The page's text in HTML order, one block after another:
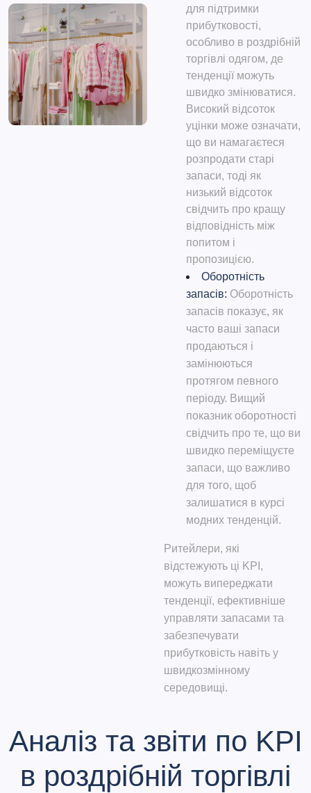
для підтримки
прибутковості,
особливо в роздрібній
торгівлі одягом, де
тенденції можуть
швидко змінюватися.
Високий відсоток
уцінки може означати,
що ви намагаєтеся
розпродати старі
запаси, тоді як
низький відсоток
свідчить про кращу
відповідність між
попитом і
пропозицією.
Оборотність
запасів: Оборотність
запасів показує, як
часто ваші запаси
продаються і
замінюються
протягом певного
періоду. Вищий
показник оборотності
свідчить про те, що ви
швидко переміщуєте
запаси, що важливо
для того, щоб
залишатися в курсі
модних тенденцій.
Ритейлери, які
відстежують ці KPI,
можуть випереджати
тенденції, ефективніше
управляти запасами та
забезпечувати
прибутковість навіть у
швидкозмінному
середовищі.
Аналіз та звіти по KPI
в роздрібній торгівлі